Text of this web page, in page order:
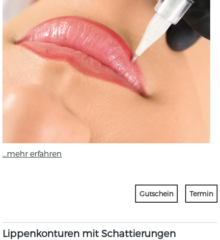
...mehr erfahren
Gutschein Termin
Lippenkonturen mit Schattierungen